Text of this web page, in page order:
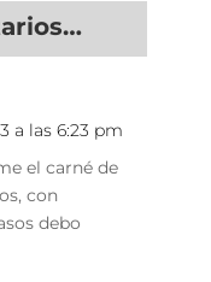
a las 6:23 pm
el carné de
con
debo